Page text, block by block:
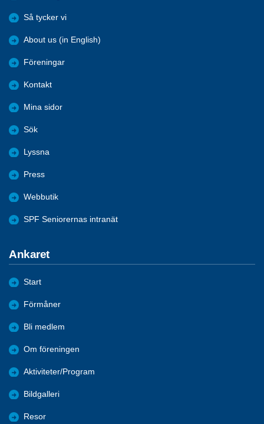
Så tycker vi
About us (in English)
Föreningar
Kontakt
Mina sidor
Sök
Lyssna
Press
Webbutik
SPF Seniorernas intranät
Ankaret
Start
Förmåner
Bli medlem
Om föreningen
Aktiviteter/Program
Bildgalleri
Resor